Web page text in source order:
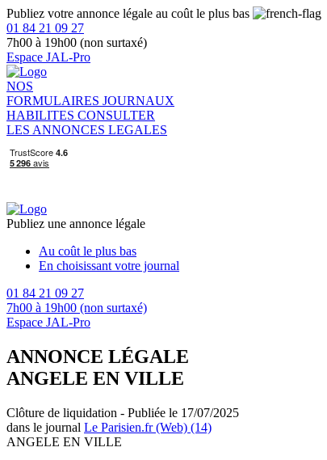
Publiez votre annonce légale au coût le plus bas
01 84 21 09 27
7h00 à 19h00 (non surtaxé)
Espace JAL-Pro
NOS
FORMULAIRES JOURNAUX
HABILITES CONSULTER
LES ANNONCES LEGALES
Publiez une annonce légale
Au coût le plus bas
En choisissant votre journal
01 84 21 09 27
7h00 à 19h00 (non surtaxé)
Espace JAL-Pro
ANNONCE LÉGALE
ANGELE EN VILLE
Clôture de liquidation - Publiée le 17/07/2025
dans le journal Le Parisien.fr (Web) (14)
ANGELE EN VILLE